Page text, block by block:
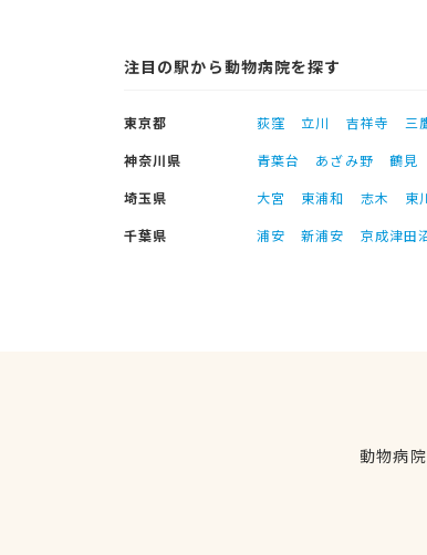
注目の駅から動物病院を探す
東京都 荻窪 立川 吉祥寺 三
神奈川県
青葉台 あざみ野 鶴見
埼玉県
大宮 東浦和 志木 東
千葉県
浦安 新浦安 京成津田
動物病